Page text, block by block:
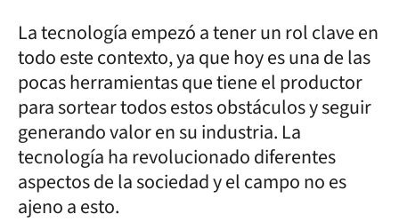
La tecnología empezó a tener un rol clave en
todo este contexto, ya que hoy es una de las
pocas herramientas que tiene el productor
para sortear todos estos obstáculos y seguir
generando valor en su industria. La
tecnología ha revolucionado diferentes
aspectos de la sociedad y el campo no es
ajeno a esto.